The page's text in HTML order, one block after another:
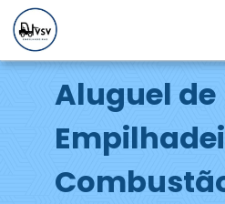
Aluguel de